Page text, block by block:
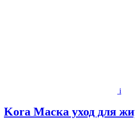
i
Kora Маска уход для